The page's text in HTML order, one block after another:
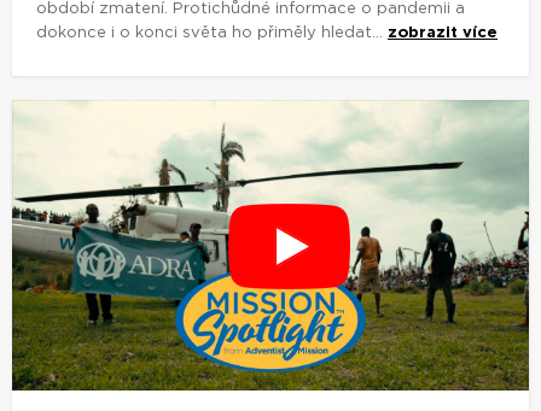
období zmatení. Protichůdné informace o pandemii a
dokonce i o konci světa ho přiměly hledat... zobrazit více